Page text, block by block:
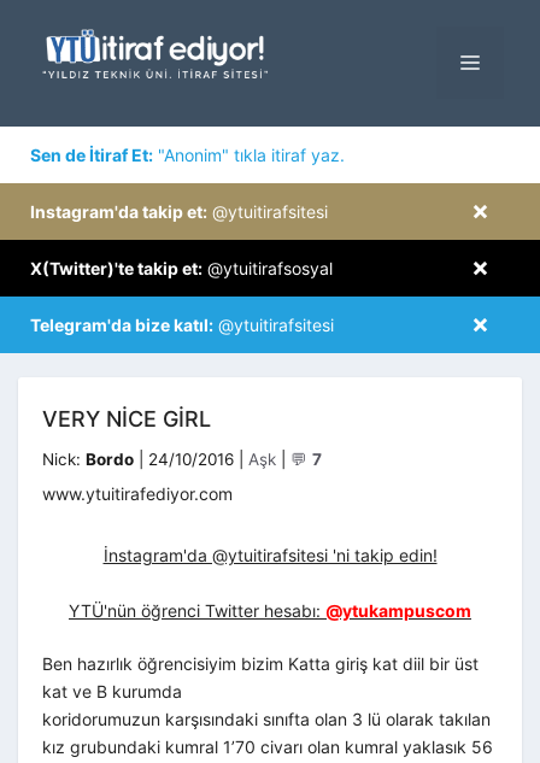
MENÜ
Sen de İtiraf Et: "Anonim" tıkla itiraf yaz.
×
Instagram'da takip et: @ytuitirafsitesi
×
X(Twitter)'te takip et: @ytuitirafsosyal
×
Telegram'da bize katıl: @ytuitirafsitesi
VERY NICE GIRL
Nick: Bordo 24/10/2016 Kategoriler
Aşk 💬 7
www.ytuitirafediyor.com
İnstagram'da @ytuitirafsitesi 'ni takip edin!
YTÜ'nün öğrenci Twitter hesabı: @ytukampuscom
Ben hazırlık öğrencisiyim bizim Katta giriş kat diil bir üst
kat ve B kurumda
koridorumuzun karşısındaki sınıfta olan 3 lü olarak takılan
kız grubundaki kumral 1’70 civarı olan kumral yaklasık 56